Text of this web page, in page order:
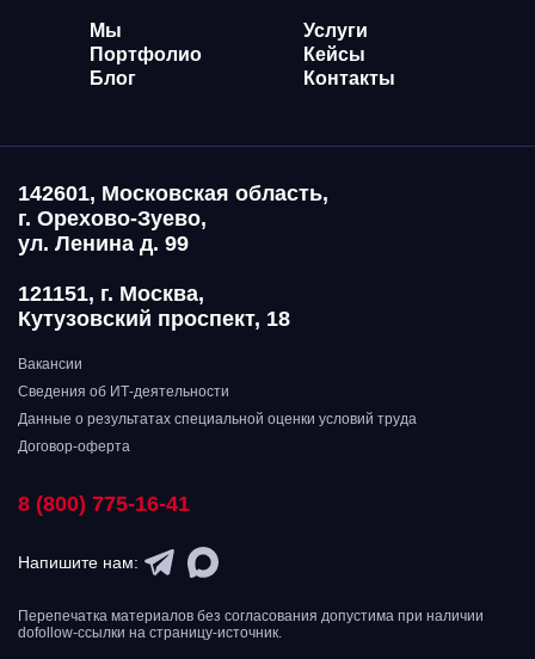
Мы
Услуги
Портфолио
Кейсы
Блог
Контакты
142601, Московская область,
г. Орехово-Зуево,
ул. Ленина д. 99
121151, г. Москва,
Кутузовский проспект, 18
Вакансии
Сведения об ИТ-деятельности
Данные о результатах специальной оценки условий труда
Договор-оферта
8 (800) 775-16-41
Напишите нам:
Перепечатка материалов без согласования допустима при наличии
dofollow-ссылки на страницу-источник.